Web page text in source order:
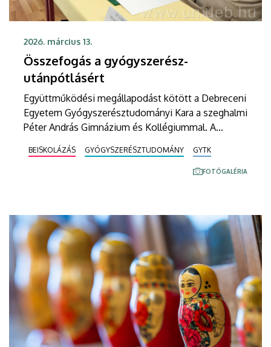
2026. március 13.
Összefogás a gyógyszerész-
utánpótlásért
Együttműködési megállapodást kötött a Debreceni
Egyetem Gyógyszerésztudományi Kara a szeghalmi
Péter András Gimnázium és Kollégiummal. A
megállapodás célja a Békés vármegyei középiskola
diákjait arra ösztönözni, hogy gyógyszerésznek
tanuljanak, valamint hogy betekintést nyerjenek az
BEISKOLÁZÁS GYÓGYSZERÉSZTUDOMÁNY GYTK
FOTÓGALÉRIA